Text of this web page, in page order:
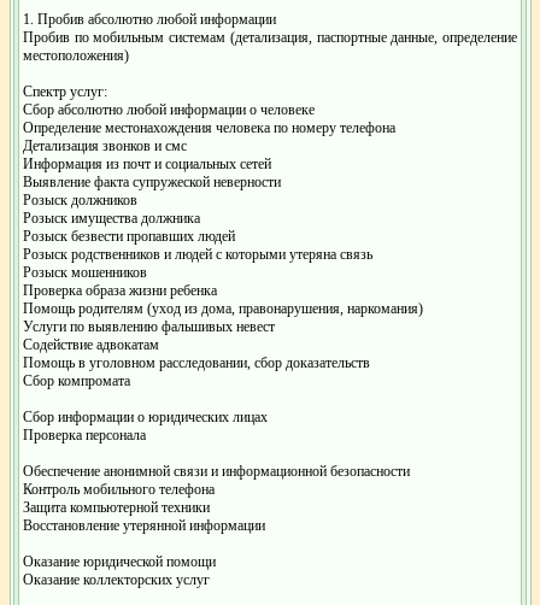
1. Пробив абсолютно любой информации
Пробив по мобильным системам (детализация, паспортные данные, определение
местоположения)
Спектр услуг:
Сбор абсолютно любой информации о человеке
Определение местонахождения человека по номеру телефона
Детализация звонков и смс
Информация из почт и социальных сетей
Выявление факта супружеской неверности
Розыск должников
Розыск имущества должника
Розыск безвести пропавших людей
Розыск родственников и людей с которыми утеряна связь
Розыск мошенников
Проверка образа жизни ребенка
Помощь родителям (уход из дома, правонарушения, наркомания)
Услуги по выявлению фальшивых невест
Содействие адвокатам
Помощь в уголовном расследовании, сбор доказательств
Сбор компромата
Сбор информации о юридических лицах
Проверка персонала
Обеспечение анонимной связи и информационной безопасности
Контроль мобильного телефона
Защита компьютерной техники
Восстановление утерянной информации
Оказание юридической помощи
Оказание коллекторских услуг